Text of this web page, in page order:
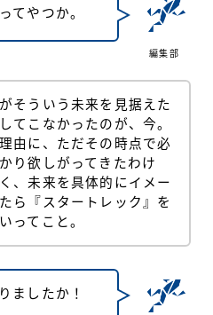
編集部
てやつか。
そういう未来を見据えた
てこなかったのが、今。
由に、ただその時点で必
り欲しがってきたわけ
、未来を具体的にイメー
ら『スタートレック』を
ってこと。
ましたか！